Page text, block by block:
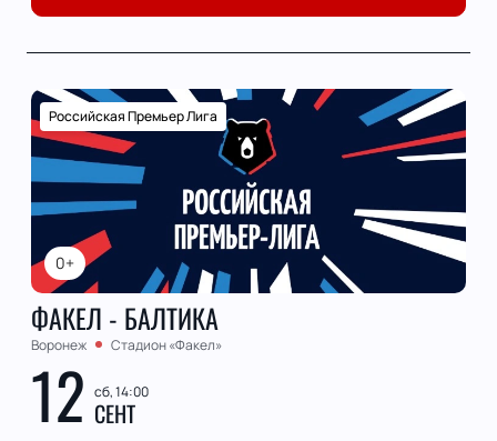
0+
Российская Премьер Лига
ФАКЕЛ - БАЛТИКА
Воронеж Стадион «Факел»
12 сб, 14:00
СЕНТ